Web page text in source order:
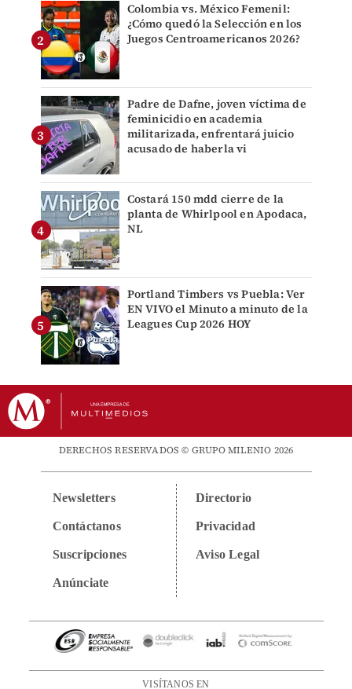
Colombia vs. México Femenil:
¿Cómo quedó la Selección en los
Juegos Centroamericanos 2026?
Padre de Dafne, joven víctima de
feminicidio en academia
militarizada, enfrentará juicio
acusado de haberla vi
Costará 150 mdd cierre de la
planta de Whirlpool en Apodaca,
NL
Portland Timbers vs Puebla: Ver
EN VIVO el Minuto a minuto de la
Leagues Cup 2026 HOY
DERECHOS RESERVADOS © GRUPO MILENIO 2026
Newsletters
Contáctanos
Suscripciones
Anúnciate
Directorio
Privacidad
Aviso Legal
VISÍTANOS EN